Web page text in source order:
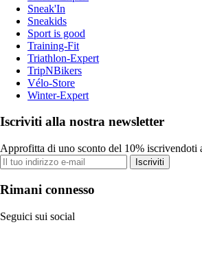
Sneak'In
Sneakids
Sport is good
Training-Fit
Triathlon-Expert
TripNBikers
Vélo-Store
Winter-Expert
Iscriviti alla nostra newsletter
Approfitta di uno sconto del 10% iscrivendoti
Iscriviti
Rimani connesso
Seguici sui social